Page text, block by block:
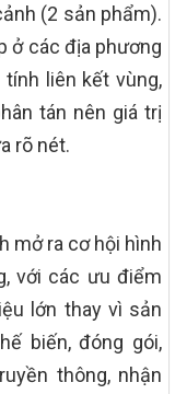
(2 sản phẩm).
ở các địa phương
liên kết vùng,
tán nên giá trị
rõ nét.
mở ra cơ hội hình
với các ưu điểm
lớn thay vì sản
biến, đóng gói,
thông, nhận